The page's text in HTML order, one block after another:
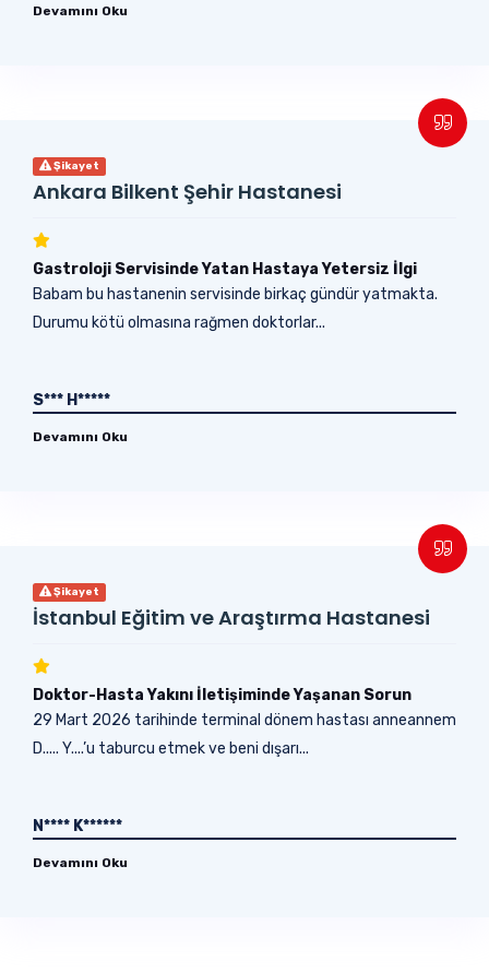
Devamını Oku
Şikayet
Ankara Bilkent Şehir Hastanesi
Gastroloji Servisinde Yatan Hastaya Yetersiz İlgi
Babam bu hastanenin servisinde birkaç gündür yatmakta.
Durumu kötü olmasına rağmen doktorlar...
S*** H*****
Devamını Oku
Şikayet
İstanbul Eğitim ve Araştırma Hastanesi
Doktor-Hasta Yakını İletişiminde Yaşanan Sorun
29 Mart 2026 tarihinde terminal dönem hastası anneannem
D..... Y....’u taburcu etmek ve beni dışarı...
N**** K******
Devamını Oku